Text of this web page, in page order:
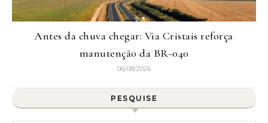
Antes da chuva chegar: Via Cristais reforça
manutenção da BR-040
06/08/2026
PESQUISE